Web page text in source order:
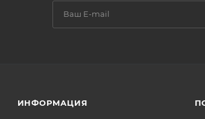
ИНФОРМАЦИЯ